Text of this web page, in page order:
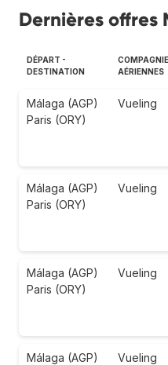
Dernières offres
DÉPART -
DESTINATION
AÉRIENNES
Málaga (AGP)
Paris (ORY)
Vueling
Málaga (AGP)
Paris (ORY)
Vueling
Málaga (AGP)
Paris (ORY)
Vueling
Málaga (AGP)
Vueling